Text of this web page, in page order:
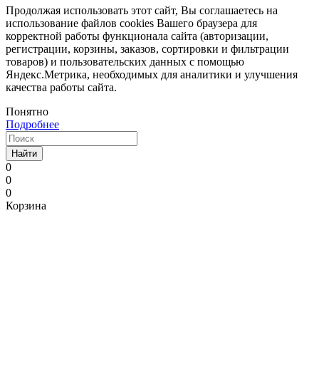
Продолжая использовать этот сайт, Вы соглашаетесь на
использование файлов cookies Вашего браузера для
корректной работы функционала сайта (авторизации,
регистрации, корзины, заказов, сортировки и фильтрации
товаров) и пользовательских данных с помощью
Яндекс.Метрика, необходимых для аналитики и улучшения
качества работы сайта.
Понятно
Подробнее
Найти
0
0
0
Корзина